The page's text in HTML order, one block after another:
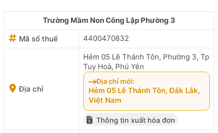
Trường Mầm Non Công Lập Phường 3
Mã số thuế
4400470832
Địa chỉ
Hẻm 05 Lê Thánh Tôn, Phường 3, Tp
Tuy Hoà, Phú Yên
Địa chỉ mới:
Hẻm 05 Lê Thánh Tôn, Đắk Lắk,
Việt Nam
Thông tin xuất hóa đơn